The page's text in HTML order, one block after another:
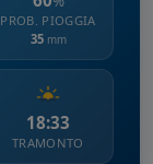
PROB. PIOGGIA
35 mm
18:33
TRAMONTO